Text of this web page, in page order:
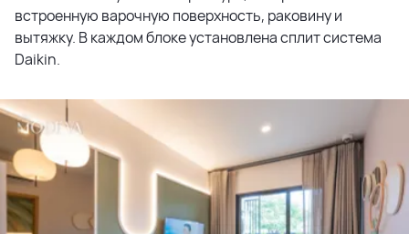
встроенную варочную поверхность, раковину и
вытяжку. В каждом блоке установлена сплит система
Daikin.